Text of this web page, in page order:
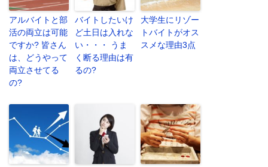
アルバイトと部
活の両立は可能
ですか? 皆さん
は、どうやって
両立させてる
の?
バイトしたいけ
ど土日は入れな
い・・・ うま
く断る理由は有
るの?
大学生にリゾー
トバイトがオス
スメな理由3点